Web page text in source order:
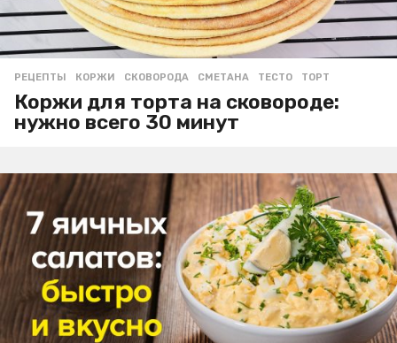
РЕЦЕПТЫ КОРЖИ ,СКОВОРОДА ,СМЕТАНА ,ТЕСТО ,ТОРТ
Коржи для торта на сковороде:
нужно всего 30 минут